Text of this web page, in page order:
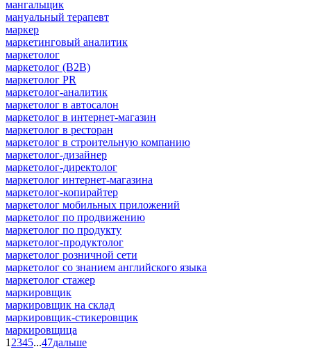
мангальщик
мануальный терапевт
маркер
маркетинговый аналитик
маркетолог
маркетолог (B2B)
маркетолог PR
маркетолог-аналитик
маркетолог в автосалон
маркетолог в интернет-магазин
маркетолог в ресторан
маркетолог в строительную компанию
маркетолог-дизайнер
маркетолог-директолог
маркетолог интернет-магазина
маркетолог-копирайтер
маркетолог мобильных приложений
маркетолог по продвижению
маркетолог по продукту
маркетолог-продуктолог
маркетолог розничной сети
маркетолог со знанием английского языка
маркетолог стажер
маркировщик
маркировщик на склад
маркировщик-стикеровщик
маркировщица
1 2345...47дальше